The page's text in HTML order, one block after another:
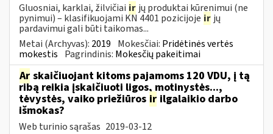
Gluosniai, karklai, žilvičiai ir jų produktai kūrenimui (ne
pynimui) – klasifikuojami KN 4401 pozicijoje ir jų
pardavimui gali būti taikomas...
Metai (Archyvas): 2019 Mokesčiai: Pridėtinės vertės
mokestis Pagrindinis: Mokesčių pakeitimai
Ar skaičiuojant kitoms pajamoms 120 VDU, į tą
ribą reikia įskaičiuoti ligos, motinystės...,
tėvystės, vaiko priežiūros ir ilgalaikio darbo
išmokas?
Web turinio sąrašas 2019-03-12